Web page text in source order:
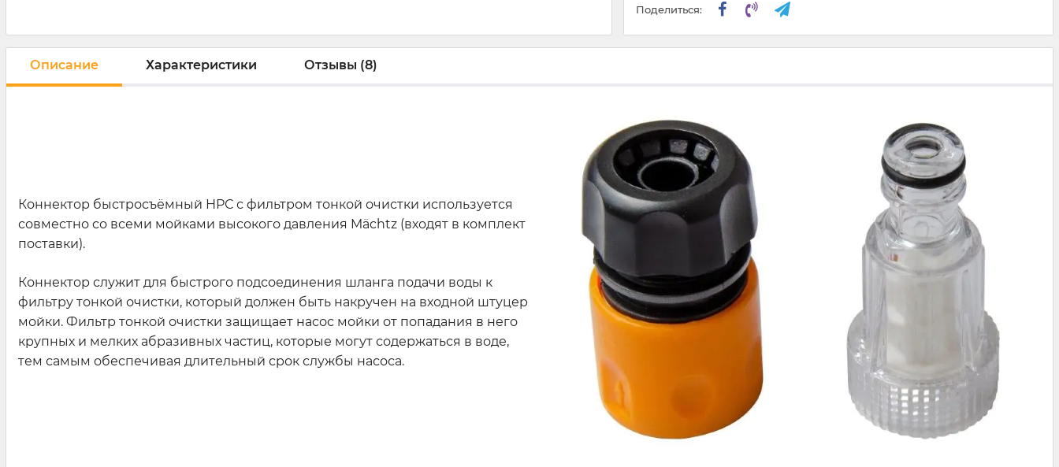
Поделиться:
Описание Характеристики Отзывы (8)
Коннектор быстросъёмный НРС с фильтром тонкой очистки используется
совместно со всеми мойками высокого давления Mächtz (входят в комплект
поставки).
Коннектор служит для быстрого подсоединения шланга подачи воды к
фильтру тонкой очистки, который должен быть накручен на входной штуцер
мойки. Фильтр тонкой очистки защищает насос мойки от попадания в него
крупных и мелких абразивных частиц, которые могут содержаться в воде,
тем самым обеспечивая длительный срок службы насоса.